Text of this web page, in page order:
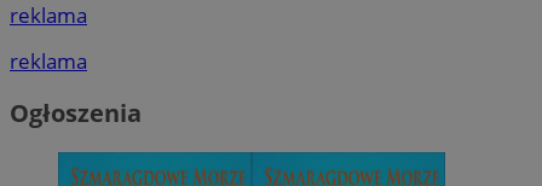
reklama
reklama
Ogłoszenia